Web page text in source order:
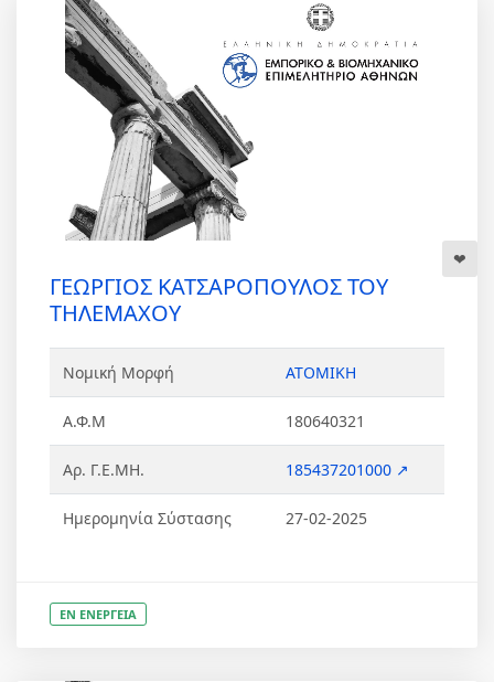
ΓΕΩΡΓΙΟΣ ΚΑΤΣΑΡΟΠΟΥΛΟΣ ΤΟΥ
ΤΗΛΕΜΑΧΟΥ
Νομική Μορφή ΑΤΟΜΙΚΗ
Α.Φ.Μ 180640321
Αρ. Γ.Ε.ΜΗ. 185437201000 ↗
Ημερομηνία Σύστασης 27-02-2025
ΕΝ ΕΝΕΡΓΕΙΑ